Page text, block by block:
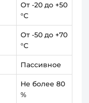
От -20 до +50
°С
От -50 до +70
°С
Пассивное
Не более 80
%